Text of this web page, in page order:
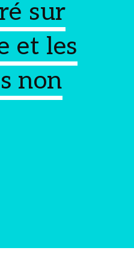
sur
et les
non